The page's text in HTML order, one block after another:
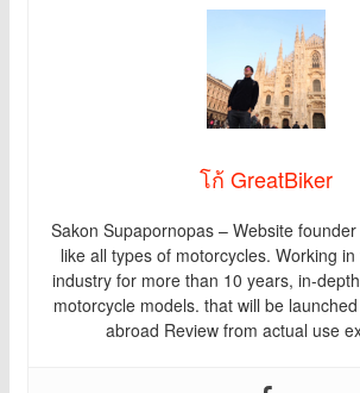
โก้ GreatBiker
Sakon Supapornopas – Website
like all types of motorcycles. Working
industry for more than 10 years, in-
motorcycle models. that will be
abroad Review from actual use